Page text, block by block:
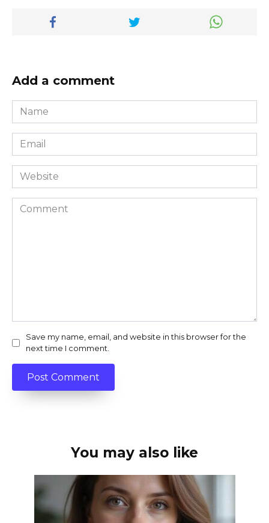
Add a comment
Name
*
Email
*
Website
Comment
Save my name, email, and website in this browser for the
next time I comment.
You may also like